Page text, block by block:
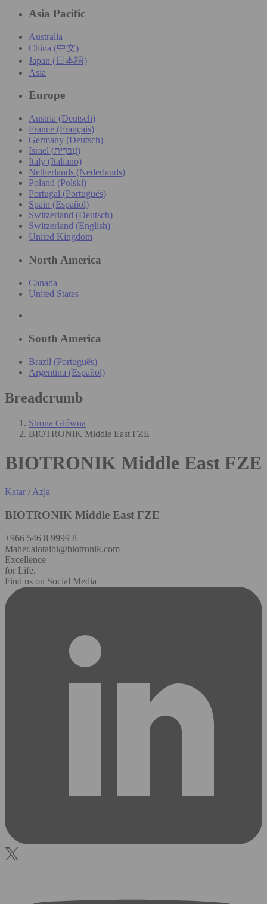
Asia Pacific
Australia
China (中文)
Japan (日本語)
Asia
Europe
Austria (Deutsch)
France (Français)
Germany (Deutsch)
Israel (עִברִית)
Italy (Italiano)
Netherlands (Nederlands)
Poland (Polski)
Portugal (Português)
Spain (Español)
Switzerland (Deutsch)
Switzerland (English)
United Kingdom
North America
Canada
United States
South America
Brazil (Português)
Argentina (Español)
Breadcrumb
Strona Główna
BIOTRONIK Middle East FZE
BIOTRONIK Middle East FZE
Katar /Azja
BIOTRONIK Middle East FZE
+966 546 8 9999 8
Maher.alotaibi@biotronik.com
Excellence
for Life.
Find us on Social Media